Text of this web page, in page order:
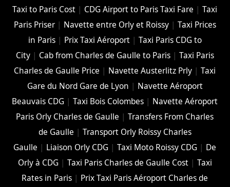
Taxi to Paris Cost | CDG Airport to Paris Taxi Fare |Taxi
Paris Priser| Navette entre Orly et Roissy| Taxi Prices
in Paris| Prix Taxi Aéroport| Taxi Paris CDG to
City| Cab from Charles de Gaulle to Paris| Taxi Paris
Charles de Gaulle Price | Navette Austerlitz Prly |Taxi
Gare du Nord Gare de Lyon | Navette Aéroport
Beauvais CDG |Taxi Bois Colombes | Navette Aéroport
Paris Orly Charles de Gaulle |Transfers From Charles
de Gaulle | Transport Orly Roissy Charles
Gaulle | Liaison Orly CDG |Taxi Moto Roissy CDG | De
Orly à CDG | Taxi Paris Charles de Gaulle Cost| Taxi
Rates in Paris | Prix Taxi Paris Aéroport Charles de